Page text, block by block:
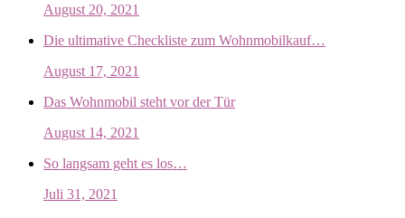
August 20, 2021
Die ultimative Checkliste zum Wohnmobilkauf…
August 17, 2021
Das Wohnmobil steht vor der Tür
August 14, 2021
So langsam geht es los…
Juli 31, 2021